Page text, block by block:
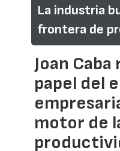
La industria
frontera de
Joan
papel del
motor de